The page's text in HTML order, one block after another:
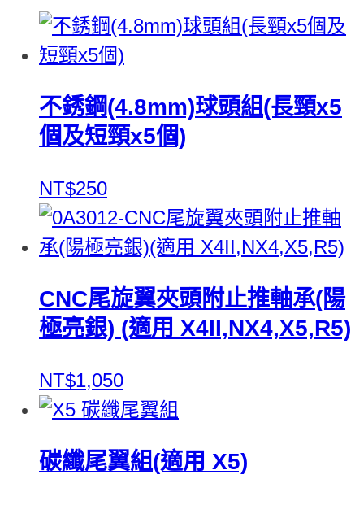
不銹鋼(4.8mm)球頭組(長頸x5
個及短頸x5個)
NT$250
CNC尾旋翼夾頭附止推軸承(陽
極亮銀) (適用 X4II,NX4,X5,R5)
NT$1,050
碳纖尾翼組(適用 X5)